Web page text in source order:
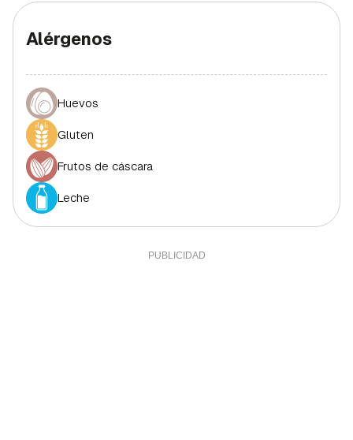
Alérgenos
Huevos
Gluten
Frutos de cáscara
Leche